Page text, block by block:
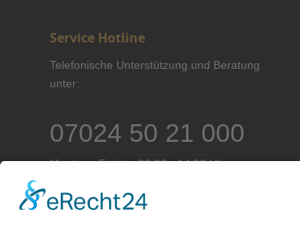
Service Hotline
Telefonische Unterstützung und Beratung
unter:
07024 50 21 000
Montag - Freitag 09:00 - 14:00 Uhr